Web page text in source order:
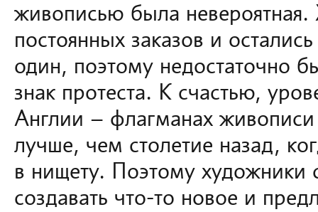
живописью была
постоянных заказов и
один, поэтому недостаточно
знак протеста. К счастью,
Англии – флагманах
лучше, чем столетие назад,
в нищету. Поэтому художники
создавать что-то новое и